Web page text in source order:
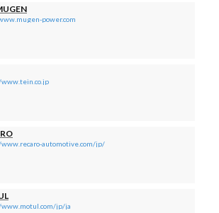
power.com
automotive.com/jp/
jp/ja